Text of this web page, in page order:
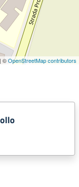
| ©OpenStreetMap contributors